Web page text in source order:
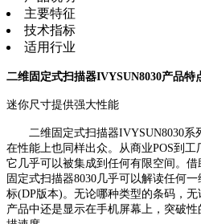
主要特征
技术指标
适用行业
二维固定式扫描器IVYSUN8030产品特
迷你尺寸提供强大性能
二维固定式扫描器IVYSUN8030系
在性能上也同样出众。从商业POS到
它几乎可以被集成到任何有限空间。
固定式扫描器8030几乎可以解读任何
标(DP版本)。无论哪种类型的条码，
产品中还是显示在手机屏幕上，突破